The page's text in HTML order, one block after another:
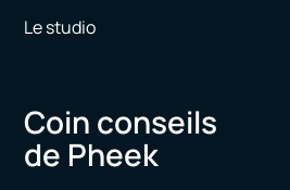
Le studio
Coin conseils
de Pheek